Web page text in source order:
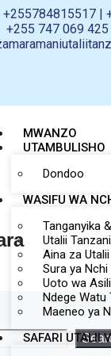
|
+255 747 069 425
MWANZO
UTAMBULISHO
Dondoo
WASIFU WA
Tanganyika
Utalii
Aina za Utalii
Sura ya
Uoto wa
Ndege Watu
Maeneo ya
SAFARI UTALII